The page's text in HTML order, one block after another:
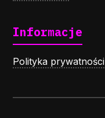
Informacje
Polityka prywatności